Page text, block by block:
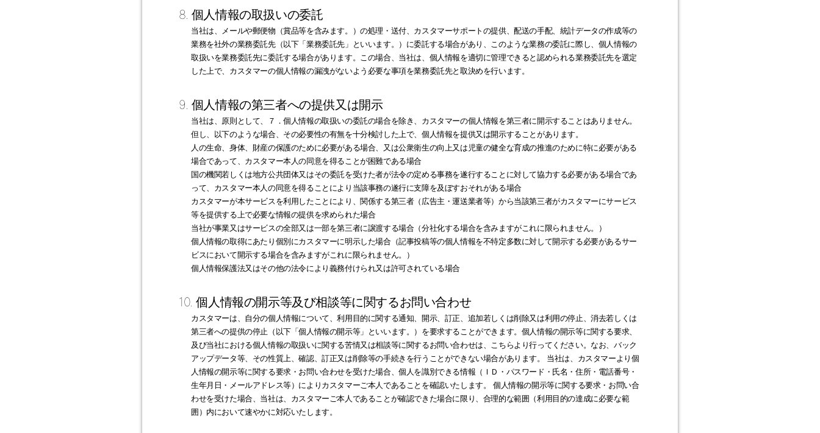
8. 個人情報の取扱いの委託
当社は、メールや郵便物（賞品等を含みます。）の処理・送付、カスタマーサポートの提供、配送の手配、統計データの作成等の
業務を社外の業務委託先（以下「業務委託先」といいます。）に委託する場合があり、このような業務の委託に際し、個人情報の
取扱いを業務委託先に委託する場合があります。この場合、当社は、個人情報を適切に管理できると認められる業務委託先を選定
した上で、カスタマーの個人情報の漏洩がないよう必要な事項を業務委託先と取決めを行います。
9. 個人情報の第三者への提供又は開示
当社は、原則として、７．個人情報の取扱いの委託の場合を除き、カスタマーの個人情報を第三者に開示することはありません。
但し、以下のような場合、その必要性の有無を十分検討した上で、個人情報を提供又は開示することがあります。
人の生命、身体、財産の保護のために必要がある場合、又は公衆衛生の向上又は児童の健全な育成の推進のために特に必要がある
場合であって、カスタマー本人の同意を得ることが困難である場合
国の機関若しくは地方公共団体又はその委託を受けた者が法令の定める事務を遂行することに対して協力する必要がある場合であ
って、カスタマー本人の同意を得ることにより当該事務の遂行に支障を及ぼすおそれがある場合
カスタマーが本サービスを利用したことにより、関係する第三者（広告主・運送業者等）から当該第三者がカスタマーにサービス
等を提供する上で必要な情報の提供を求められた場合
当社が事業又はサービスの全部又は一部を第三者に譲渡する場合（分社化する場合を含みますがこれに限られません。）
個人情報の取得にあたり個別にカスタマーに明示した場合（記事投稿等の個人情報を不特定多数に対して開示する必要があるサー
ビスにおいて開示する場合を含みますがこれに限られません。）
個人情報保護法又はその他の法令により義務付けられ又は許可されている場合
10. 個人情報の開示等及び相談等に関するお問い合わせ
カスタマーは、自分の個人情報について、利用目的に関する通知、開示、訂正、追加若しくは削除又は利用の停止、消去若しくは
第三者への提供の停止（以下「個人情報の開示等」といいます。）を要求することができます。個人情報の開示等に関する要求、
及び当社における個人情報の取扱いに関する苦情又は相談等に関するお問い合わせは、こちらより行ってください。なお、バック
アップデータ等、その性質上、確認、訂正又は削除等の手続きを行うことができない場合があります。 当社は、カスタマーより個
人情報の開示等に関する要求・お問い合わせを受けた場合、個人を識別できる情報（ＩＤ・パスワード・氏名・住所・電話番号・
生年月日・メールアドレス等）によりカスタマーご本人であることを確認いたします。 個人情報の開示等に関する要求・お問い合
わせを受けた場合、当社は、カスタマーご本人であることが確認できた場合に限り、合理的な範囲（利用目的の達成に必要な範
囲）内において速やかに対応いたします。